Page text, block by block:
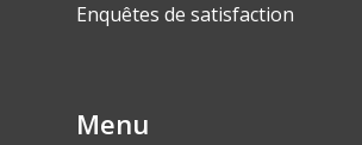
Enquêtes de satisfaction
Menu